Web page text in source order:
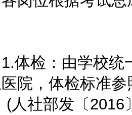
检：由学校统
院，体检标准
(人社部发〔2016